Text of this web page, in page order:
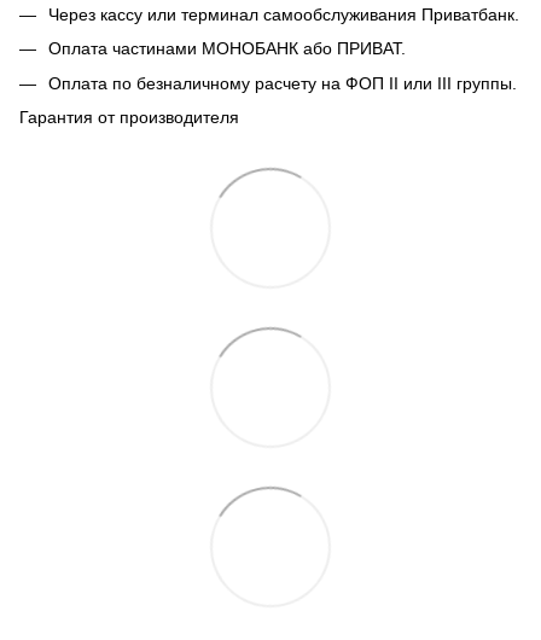
Через кассу или терминал самообслуживания Приватбанк.
Оплата частинами МОНОБАНК або ПРИВАТ.
Оплата по безналичному расчету на ФОП II или III группы.
Гарантия от производителя